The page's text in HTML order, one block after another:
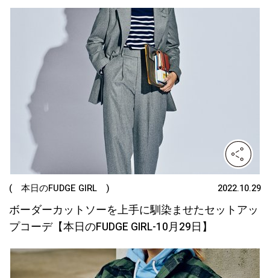
( 本日のFUDGE GIRL ) 2022.10.29
ボーダーカットソーを上手に馴染ませたセットアッ
プコーデ【本日のFUDGE GIRL-10月29日】